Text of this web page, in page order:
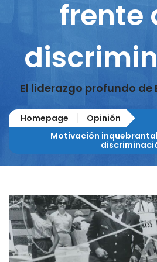
frente
El liderazgo profundo de
Homepage
Opinión
Motivación